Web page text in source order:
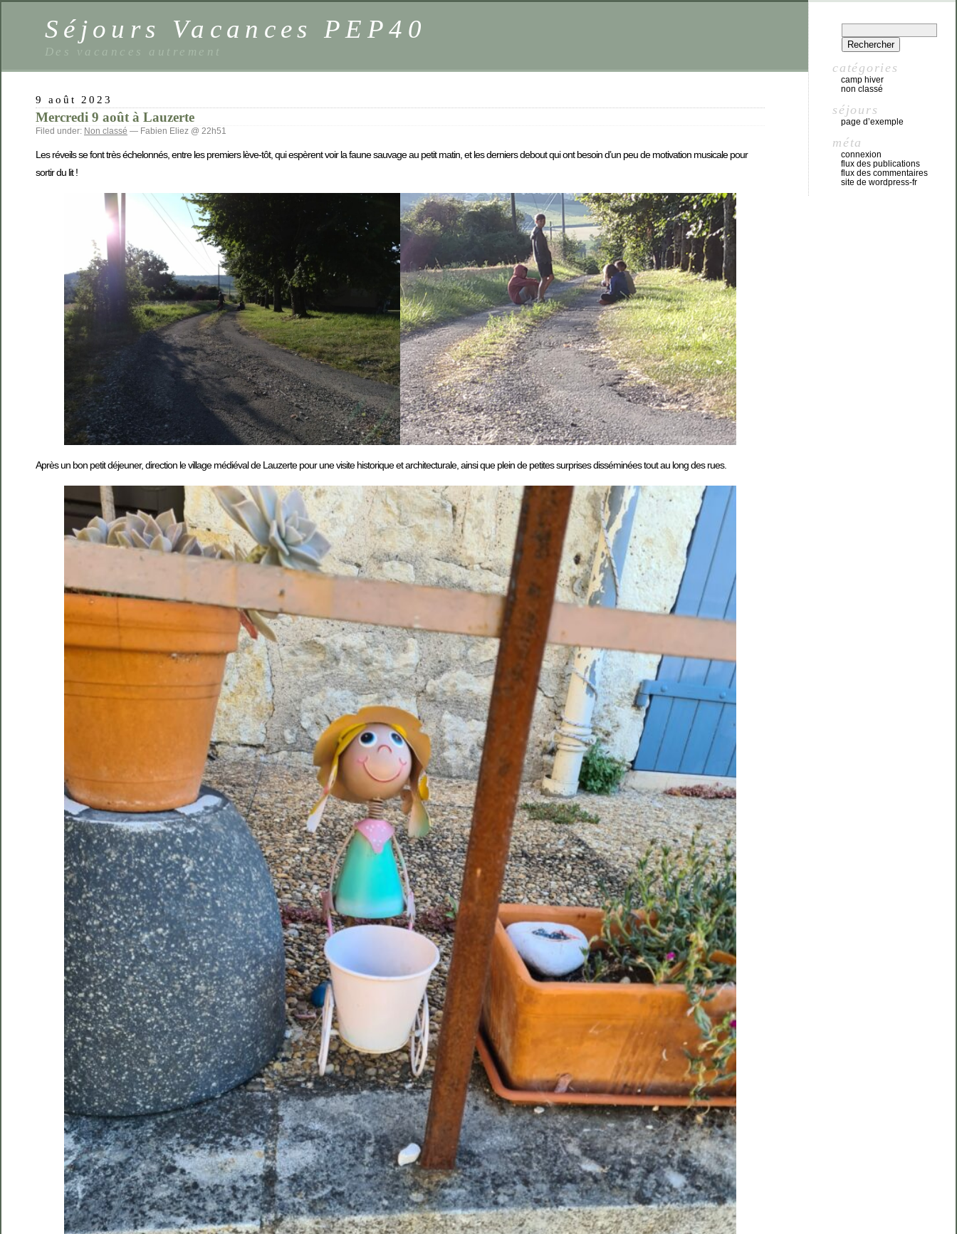
Séjours Vacances PEP40
Des vacances autrement
9 août 2023
Mercredi 9 août à Lauzerte
Filed under: Non classé — Fabien Eliez @ 22h51
Les réveils se font très échelonnés, entre les premiers lève-tôt, qui espèrent voir la faune sauvage au petit matin, et les derniers debout qui ont besoin d’un peu de motivation musicale pour
sortir du lit !
Après un bon petit déjeuner, direction le village médiéval de Lauzerte pour une visite historique et architecturale, ainsi que plein de petites surprises disséminées tout au long des rues.
catégories
camp hiver
non classé
séjours
page d’exemple
méta
connexion
flux des publications
flux des commentaires
site de wordpress-fr